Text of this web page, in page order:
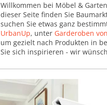
Willkommen bei Möbel &
dieser Seite finden Sie
suchen Sie etwas ganz
UrbanUp, unter Garderoben
um gezielt nach Produkten in
Sie sich inspirieren - wir